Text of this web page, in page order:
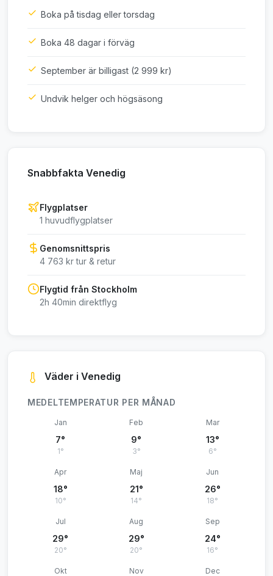
Boka på tisdag eller torsdag
Boka 48 dagar i förväg
September är billigast (2 999 kr)
Undvik helger och högsäsong
Snabbfakta Venedig
Flygplatser
1 huvudflygplatser
Genomsnittspris
4 763 kr tur & retur
Flygtid från Stockholm
2h 40min direktflyg
Väder i Venedig
MEDELTEMPERATUR PER MÅNAD
Jan
7°
1°
Feb
9°
3°
Mar
13°
6°
Apr
18°
10°
Maj
21°
14°
Jun
26°
18°
Jul
29°
20°
Aug
29°
20°
Sep
24°
16°
Okt Nov Dec